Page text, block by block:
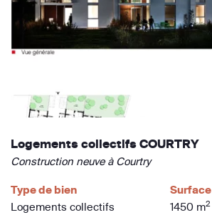
Logements collectifs COURTRY
Construction neuve à Courtry
Type de bien
Logements collectifs
Surface
1450 m2